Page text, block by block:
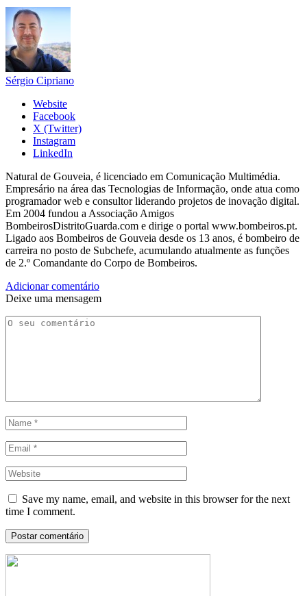
Sérgio Cipriano
Website
Facebook
X (Twitter)
Instagram
LinkedIn
Natural de Gouveia, é licenciado em Comunicação Multimédia.
Empresário na área das Tecnologias de Informação, onde atua como
programador web e consultor liderando projetos de inovação digital.
Em 2004 fundou a Associação Amigos
BombeirosDistritoGuarda.com e dirige o portal www.bombeiros.pt.
Ligado aos Bombeiros de Gouveia desde os 13 anos, é bombeiro de
carreira no posto de Subchefe, acumulando atualmente as funções
de 2.º Comandante do Corpo de Bombeiros.
Adicionar comentário
Deixe uma mensagem
Save my name, email, and website in this browser for the next
time I comment.